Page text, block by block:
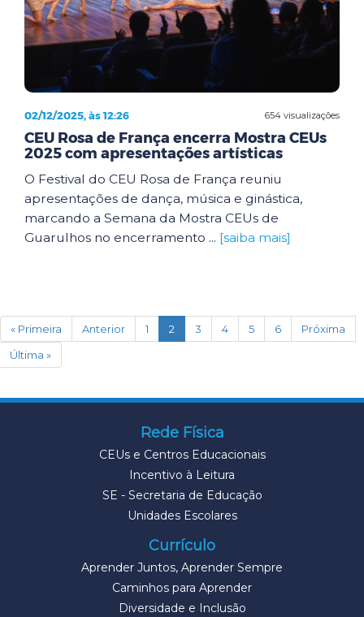
654 visualizações
02/12/2025, às 12:26
CEU Rosa de França encerra Mostra CEUs
2025 com apresentações artísticas
O Festival do CEU Rosa de França reuniu
apresentações de dança, música e ginástica,
marcando a Semana da Mostra CEUs de
Guarulhos no encerramento ... [saiba mais]
« Primeira Anterior 1 2 (current)
3 4 5 6
Próxima
Última »
Rede Física
CEUs e Centros Educacionais
Incentivo à Leitura
SE - Secretaria de Educação
Unidades Escolares
Currículo
Aprender Juntos, Aprender Sempre
Caminhos para Aprender
Diversidade e Inclusão